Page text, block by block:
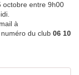
octobre entre 9h00
à
numéro du club 06 10